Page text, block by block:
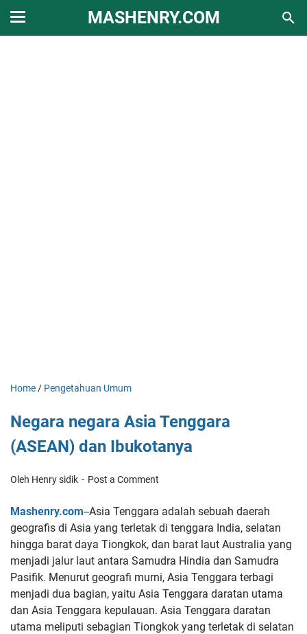
MASHENRY.COM
Home / Pengetahuan Umum
Negara negara Asia Tenggara
(ASEAN) dan Ibukotanya
Oleh Henry sidik Post a Comment
Mashenry.com--Asia Tenggara adalah sebuah daerah
geografis di Asia yang terletak di tenggara India, selatan
hingga barat daya Tiongkok, dan barat laut Australia yang
menjadi jalur laut antara Samudra Hindia dan Samudra
Pasifik. Menurut geografi murni, Asia Tenggara terbagi
menjadi dua bagian, yaitu Asia Tenggara daratan utama
dan Asia Tenggara kepulauan. Asia Tenggara daratan
utama meliputi sebagian Tiongkok yang terletak di selatan